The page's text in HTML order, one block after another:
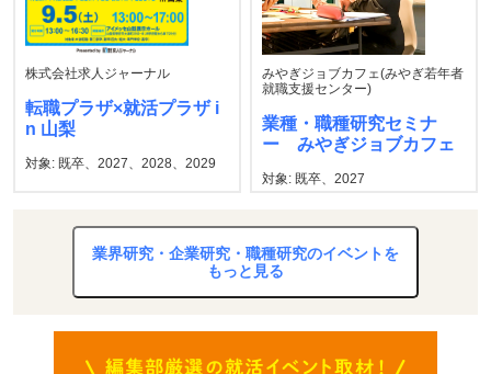
株式会社求人ジャーナル
転職プラザ×就活プラザ i
n 山梨
対象: 既卒、2027、2028、2029
みやぎジョブカフェ(みやぎ若年者
就職支援センター)
業種・職種研究セミナ
ー みやぎジョブカフェ
対象: 既卒、2027
業界研究・企業研究・職種研究のイベントを
もっと見る